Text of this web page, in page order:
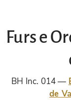
Furs e
BH Inc. 014
de